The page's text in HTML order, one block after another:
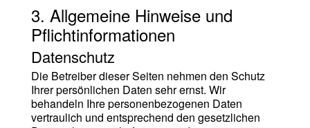
3. Allgemeine Hinweise und
Pflicht­informationen
Datenschutz
Die Betreiber dieser Seiten nehmen den Schutz
Ihrer persönlichen Daten sehr ernst. Wir
behandeln Ihre personenbezogenen Daten
vertraulich und entsprechend den gesetzlichen